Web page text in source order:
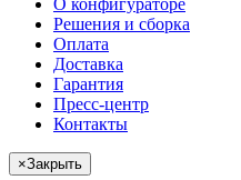
Решения и сборка
Оплата
Доставка
Гарантия
Пресс-центр
Контакты
×Закрыть